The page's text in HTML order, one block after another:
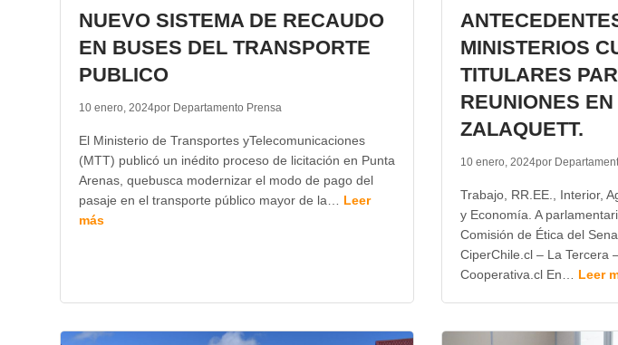
NUEVO SISTEMA DE RECAUDO
EN BUSES DEL TRANSPORTE
PUBLICO
10 enero, 2024por Departamento Prensa
El Ministerio de Transportes yTelecomunicaciones
(MTT) publicó un inédito proceso de licitación en Punta
Arenas, quebusca modernizar el modo de pago del
pasaje en el transporte público mayor de la… Leer
más
MINISTERIOS
TITULARES
REUNIONES
ZALAQUETT.
10 enero, 2024por
Trabajo, RR.EE., Interior,
y Economía. A
Comisión de Ética del
CiperChile.cl – La Tercera
Cooperativa.cl En… Leer